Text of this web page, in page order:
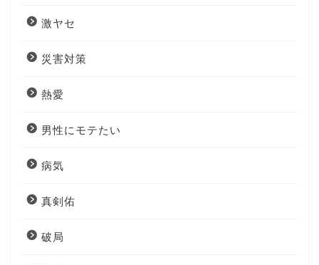
激ヤセ
災害対策
熱愛
男性にモテたい
病気
真剣佑
破局